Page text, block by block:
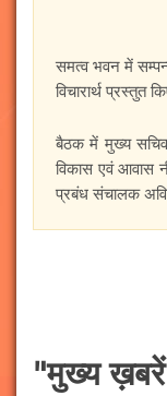
समत्व भवन में
विचारार्थ प्रस्तुत
बैठक में मुख्य
विकास एवं आवास
प्रबंध संचालक
"मुख्य